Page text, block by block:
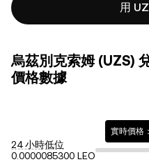
用
烏茲別克索姆 (UZS)
價格數據
24 小時低位
0.0000085300 LEO
實時價格